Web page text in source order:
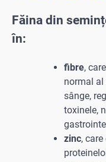
Făina din
în:
fibre,
normal
sânge,
toxinele,
zinc,